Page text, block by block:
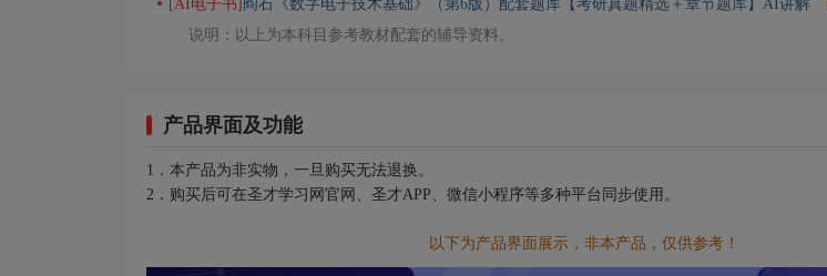
[AI电子书] 阎石《数字电子技术基础》（第6版）配套题库【考研真题精选＋章节题库】AI讲解
说明：以上为本科目参考教材配套的辅导资料。
产品界面及功能
1．本产品为非实物，一旦购买无法退换。
2．购买后可在圣才学习网官网、圣才APP、微信小程序等多种平台同步使用。
以下为产品界面展示，非本产品，仅供参考！